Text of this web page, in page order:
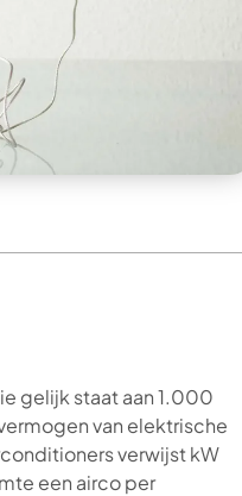
gelijk staat aan 1.000
van elektrische
verwijst kW
een airco per